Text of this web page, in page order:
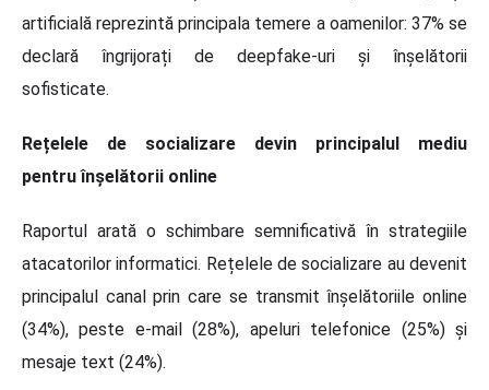
artificială reprezintă principala temere a oamenilor: 37% se
declară îngrijorați de deepfake-uri și înșelătorii
sofisticate.
Rețelele de socializare devin principalul mediu
pentru înșelătorii online
Raportul arată o schimbare semnificativă în strategiile
atacatorilor informatici. Rețelele de socializare au devenit
principalul canal prin care se transmit înșelătoriile online
(34%), peste e-mail (28%), apeluri telefonice (25%) și
mesaje text (24%).